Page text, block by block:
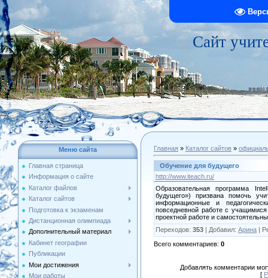
Сайт
Меню сайта
Главная страница
Информация о сайте
Каталог файлов
Каталог сайтов
Подготовка к экзаменам
Дистанционная олимпиада
Дополнительный материал
Кабинет географии
Публикации
Мои достижения
Мои работы
Главная » Каталог сайтов »
Обучение для будущего
http://www.iteach.ru/
Образовательная программа
будущего») призвана помочь
информационные и
повседневной работе с
проектной работе и
Переходов: 353 | Добавил: Арина |
Всего комментариев: 0
Добавлять комментарии
[